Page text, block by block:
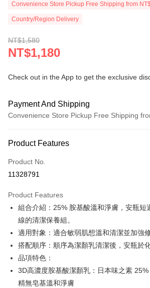
Convenience Store Pickup Free Shipping from
Country/Region Delivery
NT$1,580
NT$1,180
Check out in the App to get the exclusive
Payment And Shipping
Convenience Store Pickup Free Shipping
Credit Card (Full Payment)
Credit Card Installments
Taiwan Cooperative Bank
Hua Nan Commercial Bank
Chang
The Shanghai Commercial &
Savings Bank
Cathay United Bank
Mega
Bank
Taiwan Business Bank
HSBC Bank (Taiwan) Limited
Hwatai
Union Bank of Taiwan
LINE Pay
Apple Pay
Easy Wallet
Google Pay
Product Features
Product No.
11328791
Product Features
組合介紹：25% 胺基酸溫和淨膚，安瓶短
線的清潔保養組。
適用對象：適合敏弱肌想溫和清潔並加強修
搭配順序：順序為潔顏乳清潔後，安瓶於
品項特色：
3D高濃度胺基酸潔顏乳：日本味之素
精無皂基溫和淨膚